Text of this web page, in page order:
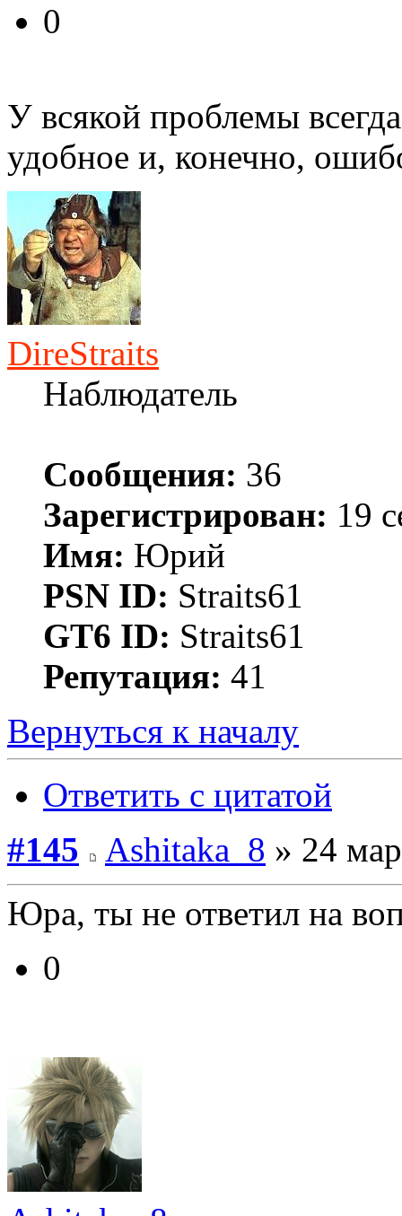
0
У всякой проблемы
удобное и, конечно,
DireStraits
Наблюдатель
Сообщения: 36
Зарегистрирован: 19
Имя: Юрий
PSN ID: Straits61
GT6 ID: Straits61
Репутация: 41
Вернуться к началу
Ответить с цитатой
#145
Ashitaka_8 » 24
Юра, ты не ответил на
0